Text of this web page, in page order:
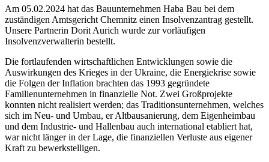
Am 05.02.2024 hat das Bauunternehmen Haba Bau bei dem
zuständigen Amtsgericht Chemnitz einen Insolvenzantrag gestellt.
Unsere Partnerin Dorit Aurich wurde zur vorläufigen
Insolvenzverwalterin bestellt.
Die fortlaufenden wirtschaftlichen Entwicklungen sowie die
Auswirkungen des Krieges in der Ukraine, die Energiekrise sowie
die Folgen der Inflation brachten das 1993 gegründete
Familienunternehmen in finanzielle Not. Zwei Großprojekte
konnten nicht realisiert werden; das Traditionsunternehmen, welches
sich im Neu- und Umbau, er Altbausanierung, dem Eigenheimbau
und dem Industrie- und Hallenbau auch international etabliert hat,
war nicht länger in der Lage, die finanziellen Verluste aus eigener
Kraft zu bewerkstelligen.